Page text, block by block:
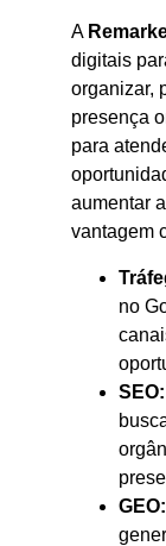
A
digitais
organizar,
presença
para
aumentar
vantagem
no
SEO:
GEO: